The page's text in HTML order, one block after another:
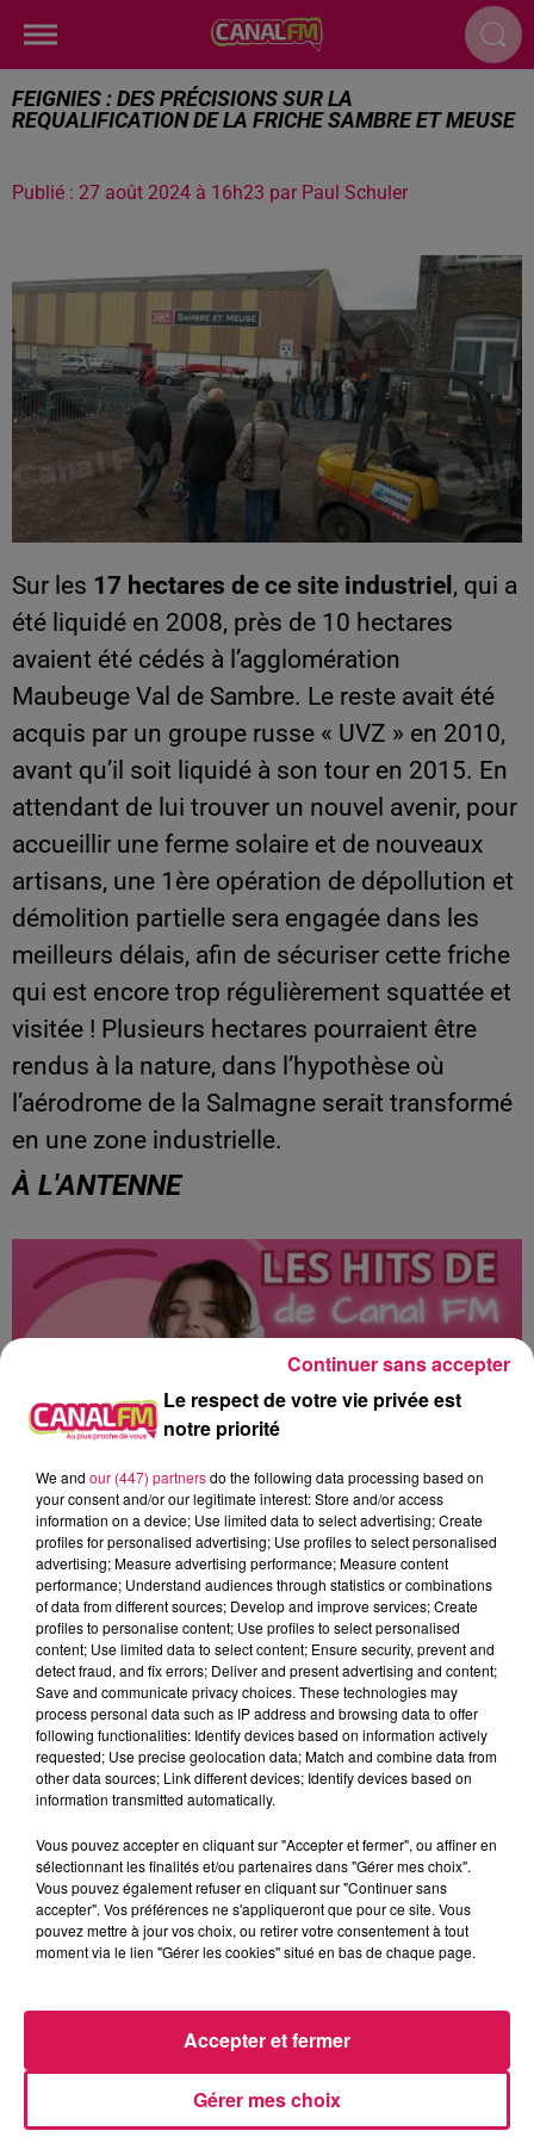
FEIGNIES : DES PRÉCISIONS SUR LA
REQUALIFICATION DE LA FRICHE SAMBRE ET MEUSE
Publié : 27 août 2024 à 16h23 par Paul Schuler
Sur les 17 hectares de ce site industriel, qui a
été liquidé en 2008, près de 10 hectares
avaient été cédés à l’agglomération
Maubeuge Val de Sambre. Le reste avait été
acquis par un groupe russe « UVZ » en 2010,
avant qu’il soit liquidé à son tour en 2015. En
attendant de lui trouver un nouvel avenir, pour
accueillir une ferme solaire et de nouveaux
artisans, une 1ère opération de dépollution et
démolition partielle sera engagée dans les
meilleurs délais, afin de sécuriser cette friche
qui est encore trop régulièrement squattée et
visitée ! Plusieurs hectares pourraient être
rendus à la nature, dans l’hypothèse où
l’aérodrome de la Salmagne serait transformé
en une zone industrielle.
À L'ANTENNE
20h00 - 22h00
Les hits de Canal FM
21h57
21h57
BEBE REXHA
Sad Girls
21h54
21h54
FLORENT MOTHE
Les Blessures
21h50
21h50
TEDDY SWIMS
Mr Know It All
LES ARTICLES LES PLUS CONSULTÉS
D'ORAGES CE LUNDI EN
Le respect de votre vie privée est
notre priorité
We and our (447) partnersdo the following data processing based on
your consent and/or our legitimate interest: Store and/or access
information on a device; Use limited data to select advertising; Create
profiles for personalised advertising; Use profiles to select personalised
advertising; Measure advertising performance; Measure content
performance; Understand audiences through statistics or combinations
of data from different sources; Develop and improve services; Create
profiles to personalise content; Use profiles to select personalised
content; Use limited data to select content; Ensure security, prevent and
detect fraud, and fix errors; Deliver and present advertising and content;
Save and communicate privacy choices. These technologies may
process personal data such as IP address and browsing data to offer
following functionalities: Identify devices based on information actively
requested; Use precise geolocation data; Match and combine data from
other data sources; Link different devices; Identify devices based on
information transmitted automatically.
Vous pouvez accepter en cliquant sur "Accepter et fermer", ou affiner en
sélectionnant les finalités et/ou partenaires dans "Gérer mes choix".
Vous pouvez également refuser en cliquant sur "Continuer sans
accepter". Vos préférences ne s'appliqueront que pour ce site. Vous
pouvez mettre à jour vos choix, ou retirer votre consentement à tout
moment via le lien "Gérer les cookies" situé en bas de chaque page.
Gérer mes choix
Accepter et fermer
Continuer sans accepter